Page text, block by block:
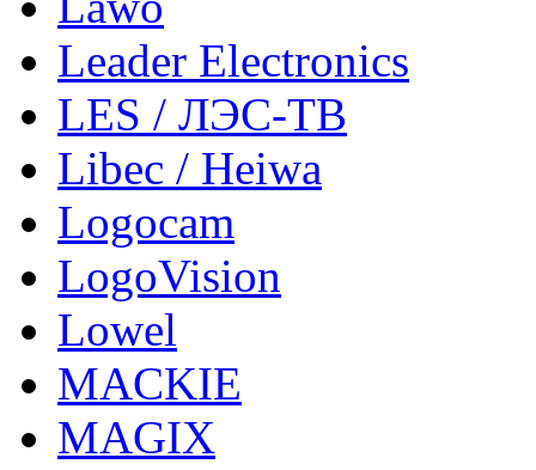
Leader Electronics
LES / ЛЭС-ТВ
Libec / Heiwa
Logocam
LogoVision
Lowel
MACKIE
MAGIX